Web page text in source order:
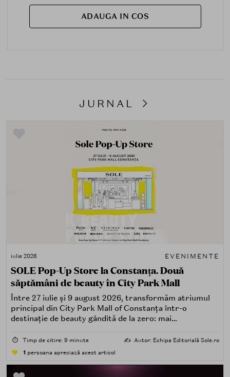
ADAUGA IN COS
JURNAL
iulie 2026 EVENIMENTE
SOLE Pop-Up Store la Constanța. Două
săptămâni de beauty în City Park Mall
Între 27 iulie și 9 august 2026, transformăm atriumul
principal din City Park Mall of Constanța într-o
destinație de beauty gândită de la zero: mai
care îți place, de fapt, să descoperi produse — testând,
atingând, comparând, întrebând.
⏱️ Timp de citire: 9 minute ✍️ Autor: Echipa Editorială Sole.ro
1 persoana apreciază acest articol